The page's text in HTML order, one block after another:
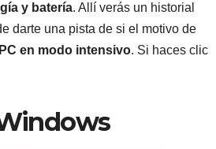
y batería. Allí verás un historial
darte una pista de si el motivo de
en modo intensivo. Si haces clic